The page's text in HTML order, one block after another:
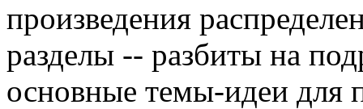
произведения
разделы -- разбиты на
основные темы-идеи для